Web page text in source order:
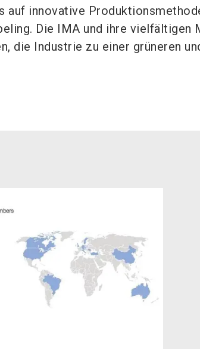
auf innovative
Die IMA und ihre vielfältigen
die Industrie zu einer grüneren